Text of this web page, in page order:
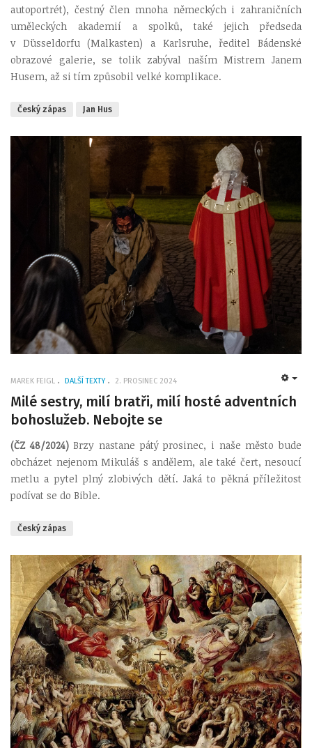
autoportrét), čestný člen mnoha německých i zahraničních
uměleckých akademií a spolků, také jejich předseda
v Düsseldorfu (Malkasten) a Karlsruhe, ředitel Bádenské
obrazové galerie, se tolik zabýval naším Mistrem Janem
Husem, až si tím způsobil velké komplikace.
Český zápas Jan Hus
MAREK FEIGL DALŠÍ TEXTY 2. PROSINEC 2024
Milé sestry, milí bratři, milí hosté adventních
bohoslužeb. Nebojte se
(ČZ 48/2024) Brzy nastane pátý prosinec, i naše město bude
obcházet nejenom Mikuláš s andělem, ale také čert, nesoucí
metlu a pytel plný zlobivých dětí. Jaká to pěkná příležitost
podívat se do Bible.
Český zápas